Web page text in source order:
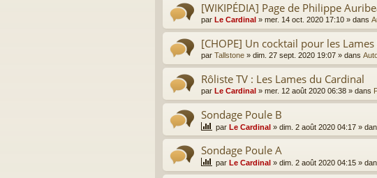
[WIKIPÉDIA] Page de Philippe
par Le Cardinal » mer. 14 oct. 2020 17:10 » dans
[CHOPE] Un cocktail pour les Lames
par Tallstone » dim. 27 sept. 2020 19:07 » dans
Rôliste TV : Les Lames du Cardinal
par Le Cardinal » mer. 12 août 2020 06:38 » dans
Sondage Poule B
par Le Cardinal » dim. 2 août 2020 04:17 »
Sondage Poule A
par Le Cardinal » dim. 2 août 2020 04:15 »